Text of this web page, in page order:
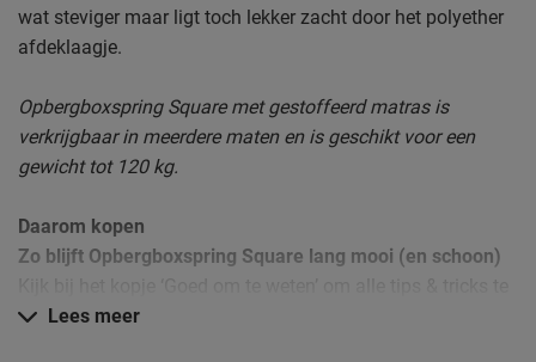
wat steviger maar ligt toch lekker zacht door het polyether
afdeklaagje.
Opbergboxspring Square met gestoffeerd matras is
verkrijgbaar in meerdere maten en is geschikt voor een
gewicht tot 120 kg.
Daarom kopen
Zo blijft Opbergboxspring Square lang mooi (en schoon)
zien.Lees meer